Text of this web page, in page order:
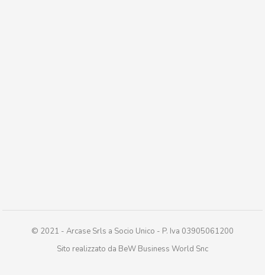
© 2021 - Arcase Srls a Socio Unico - P. Iva 03905061200
Sito realizzato da BeW Business World Snc